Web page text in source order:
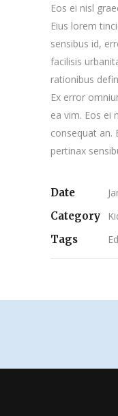
Eos ei nisl
Eius lorem
sensibus id,
facilisis
rationibus
Ex error
ea vim. Eos ei
consequat an.
pertinax
Date
Category
Tags